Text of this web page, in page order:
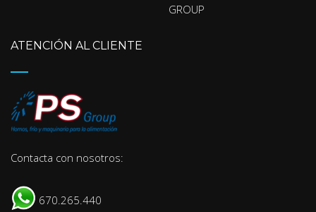
GROUP
ATENCIÓN AL CLIENTE
Contacta con nosotros:
670.265.440